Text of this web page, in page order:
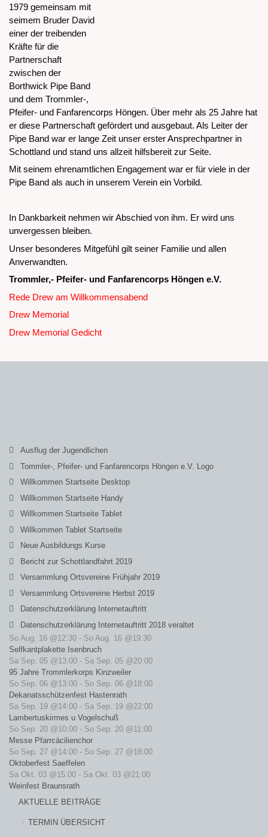
1979 gemeinsam mit
seimem Bruder David
einer der treibenden
Kräfte für die
Partnerschaft
zwischen der
Borthwick Pipe Band
und dem Trommler-,
Pfeifer- und Fanfarencorps Höngen. Über mehr als 25 Jahre hat
er diese Partnerschaft gefördert und ausgebaut. Als Leiter der
Pipe Band war er lange Zeit unser erster Ansprechpartner in
Schottland und stand uns allzeit hilfsbereit zur Seite.
Mit seinem ehrenamtlichen Engagement war er für viele in der
Pipe Band als auch in unserem Verein ein Vorbild.
In Dankbarkeit nehmen wir Abschied von ihm. Er wird uns
unvergessen bleiben.
Unser besonderes Mitgefühl gilt seiner Familie und allen
Anverwandten.
Trommler,- Pfeifer- und Fanfarencorps Höngen e.V.
Rede Drew am Willkommensabend
Drew Memorial
Drew Memorial Gedicht
Ausflug der Jugendlichen
Tommler-, Pfeifer- und Fanfarencorps Höngen e.V. Logo
Willkommen Startseite Desktop
Willkommen Startseite Handy
Willkommen Startseite Tablet
Willkommen Tablet Startseite
Neue Ausbildungs Kurse
Bericht zur Schottlandfahrt 2019
Versammlung Ortsvereine Frühjahr 2019
Versammlung Ortsvereine Herbst 2019
Datenschutzerklärung Internetauftritt
Datenschutzerklärung Internetauftritt 2018 veraltet
So Aug. 16 @12:30 - So Aug. 16 @19:30
Selfkantplakette Isenbruch
Sa Sep. 05 @13:00 - Sa Sep. 05 @20:00
95 Jahre Trommlerkorps Kinzweiler
So Sep. 06 @13:00 - So Sep. 06 @18:00
Dekanatsschützenfest Hastenrath
Sa Sep. 19 @14:00 - Sa Sep. 19 @22:00
Lambertuskirmes u Vogelschuß
So Sep. 20 @10:00 - So Sep. 20 @11:00
Messe Pfarrcäcilienchor
So Sep. 27 @14:00 - So Sep. 27 @18:00
Oktoberfest Saeffelen
Sa Okt. 03 @15:00 - Sa Okt. 03 @21:00
Weinfest Braunsrath
AKTUELLE BEITRÄGE
TERMIN ÜBERSICHT